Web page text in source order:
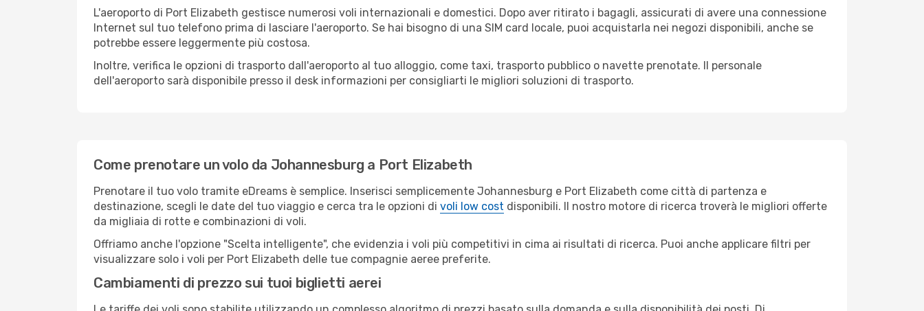
L'aeroporto di Port Elizabeth gestisce numerosi voli internazionali e domestici. Dopo aver ritirato i bagagli, assicurati di avere una connessione
Internet sul tuo telefono prima di lasciare l'aeroporto. Se hai bisogno di una SIM card locale, puoi acquistarla nei negozi disponibili, anche se
potrebbe essere leggermente più costosa.
Inoltre, verifica le opzioni di trasporto dall'aeroporto al tuo alloggio, come taxi, trasporto pubblico o navette prenotate. Il personale
dell'aeroporto sarà disponibile presso il desk informazioni per consigliarti le migliori soluzioni di trasporto.
Come prenotare un volo da Johannesburg a Port Elizabeth
Prenotare il tuo volo tramite eDreams è semplice. Inserisci semplicemente Johannesburg e Port Elizabeth come città di partenza e
destinazione, scegli le date del tuo viaggio e cerca tra le opzioni di voli low cost disponibili. Il nostro motore di ricerca troverà le migliori offerte
da migliaia di rotte e combinazioni di voli.
Offriamo anche l'opzione "Scelta intelligente", che evidenzia i voli più competitivi in cima ai risultati di ricerca. Puoi anche applicare filtri per
visualizzare solo i voli per Port Elizabeth delle tue compagnie aeree preferite.
Cambiamenti di prezzo sui tuoi biglietti aerei